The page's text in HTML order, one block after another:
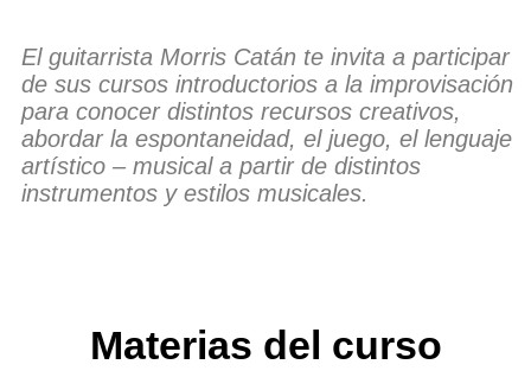
El guitarrista Morris Catán te invita a participar
de sus cursos introductorios a la improvisación
para conocer distintos recursos creativos,
abordar la espontaneidad, el juego, el lenguaje
artístico – musical a partir de distintos
instrumentos y estilos musicales.
Materias del curso